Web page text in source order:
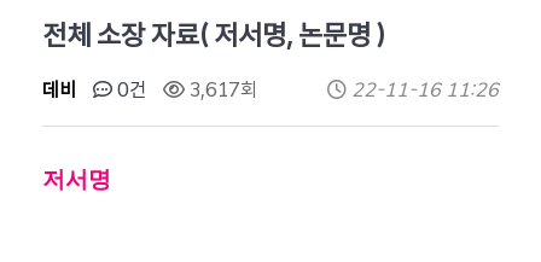
전체 소장 자료( 저서명, 논문명 )
데비 0건 3,617회 22-11-16 11:26
저서명